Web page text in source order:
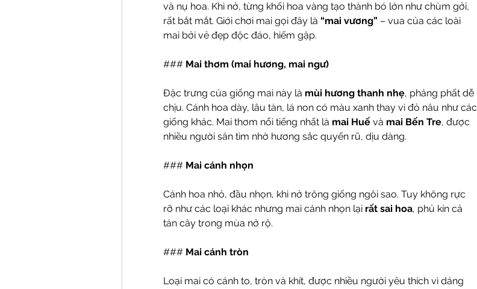
và nụ hoa. Khi nở, từng khối hoa vàng tạo thành bó lớn như chùm gởi,
rất bắt mắt. Giới chơi mai gọi đây là “mai vương” – vua của các loài
mai bởi vẻ đẹp độc đáo, hiếm gặp.
### Mai thơm (mai hương, mai ngư)
Đặc trưng của giống mai này là mùi hương thanh nhẹ, phảng phất dễ
chịu. Cánh hoa dày, lâu tàn, lá non có màu xanh thay vì đỏ nâu như các
giống khác. Mai thơm nổi tiếng nhất là mai Huế và mai Bến Tre, được
nhiều người săn tìm nhờ hương sắc quyến rũ, dịu dàng.
### Mai cánh nhọn
Cánh hoa nhỏ, đầu nhọn, khi nở trông giống ngôi sao. Tuy không rực
rỡ như các loại khác nhưng mai cánh nhọn lại rất sai hoa, phủ kín cả
tán cây trong mùa nở rộ.
### Mai cánh tròn
Loại mai có cánh to, tròn và khít, được nhiều người yêu thích vì dáng